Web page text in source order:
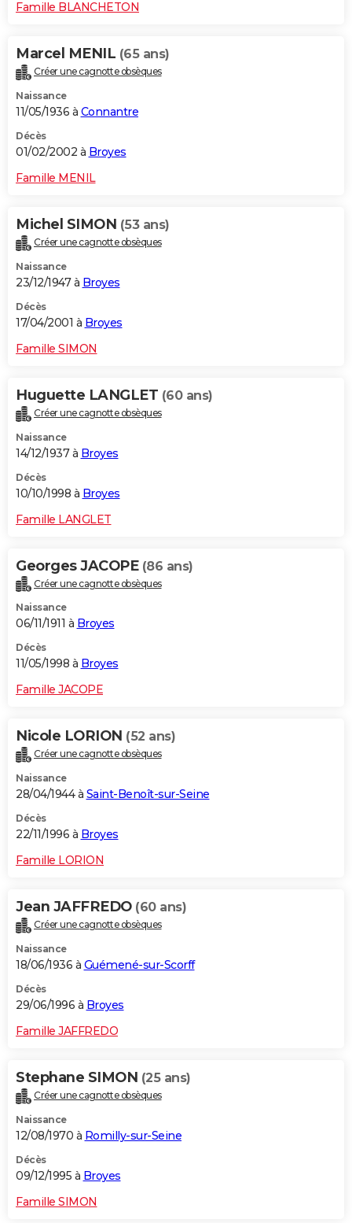
Famille BLANCHETON
Marcel MENIL (65 ans)
Créer une cagnotte obsèques
Naissance
11/05/1936 à Connantre
Décès
01/02/2002 à Broyes
Famille MENIL
Michel SIMON (53 ans)
Créer une cagnotte obsèques
Naissance
23/12/1947 à Broyes
Décès
17/04/2001 à Broyes
Famille SIMON
Huguette LANGLET (60 ans)
Créer une cagnotte obsèques
Naissance
14/12/1937 à Broyes
Décès
10/10/1998 à Broyes
Famille LANGLET
Georges JACOPE (86 ans)
Créer une cagnotte obsèques
Naissance
06/11/1911 à Broyes
Décès
11/05/1998 à Broyes
Famille JACOPE
Nicole LORION (52 ans)
Créer une cagnotte obsèques
Naissance
28/04/1944 à Saint-Benoît-sur-Seine
Décès
22/11/1996 à Broyes
Famille LORION
Jean JAFFREDO (60 ans)
Créer une cagnotte obsèques
Naissance
18/06/1936 à Guémené-sur-Scorff
Décès
29/06/1996 à Broyes
Famille JAFFREDO
Stephane SIMON (25 ans)
Créer une cagnotte obsèques
Naissance
12/08/1970 à Romilly-sur-Seine
Décès
09/12/1995 à Broyes
Famille SIMON